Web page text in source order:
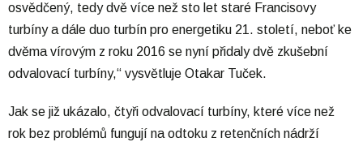
osvědčený, tedy dvě více než sto let staré Francisovy
turbíny a dále duo turbín pro energetiku 21. století, neboť ke
dvěma vírovým z roku 2016 se nyní přidaly dvě zkušební
odvalovací turbíny,“ vysvětluje Otakar Tuček.
Jak se již ukázalo, čtyři odvalovací turbíny, které více než
rok bez problémů fungují na odtoku z retenčních nádrží